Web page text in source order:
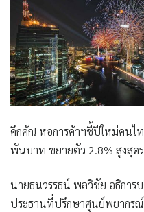
คึกคัก! หอการค้าฯชี้ปีใหม่คนไ
พันบาท ขยายตัว 2.8% สูงสุด
นายธนวรรธน์ พลวิชัย อธิการ
ประธานที่ปรึกษาศูนย์พยากรณ์